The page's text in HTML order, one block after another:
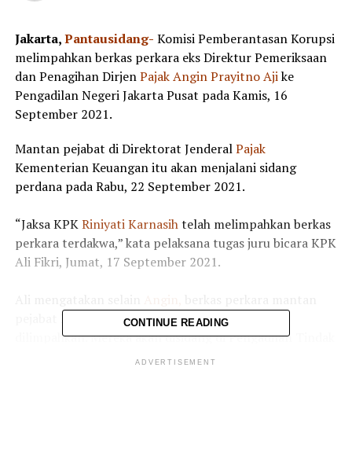
Jakarta,Pantausidang- Komisi Pemberantasan Korupsi
melimpahkan berkas perkara eks Direktur Pemeriksaan
dan Penagihan DirjenPajak Angin Prayitno Ajike
Pengadilan Negeri Jakarta Pusat pada Kamis, 16
September 2021.
Mantan pejabat di Direktorat JenderalPajak
Kementerian Keuangan itu akan menjalani sidang
perdana pada Rabu, 22 September 2021.
“Jaksa KPKRiniyati Karnasihtelah melimpahkan berkas
perkara terdakwa,” kata pelaksana tugas juru bicara KPK
Ali Fikri, Jumat, 17 September 2021.
Pajak Dadan Ramdanijuga telah
dilimpahkan. Mereka akan disidang di Pengadilan Tindak
Pidana Korupsi Jakarta.
CONTINUE READING
ADVERTISEMENT